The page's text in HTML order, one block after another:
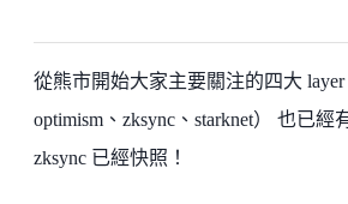
從熊市開始大家主要關注的四大 layer
optimism、zksync、starknet） 也已
zksync 已經快照！